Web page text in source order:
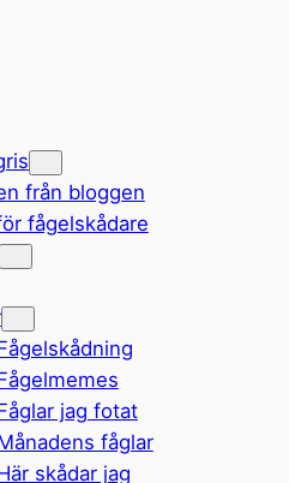
från bloggen
fågelskådare
jag fotat
fåglar
skådar jag